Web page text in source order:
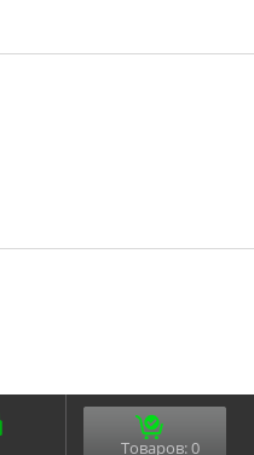
Товаров:0